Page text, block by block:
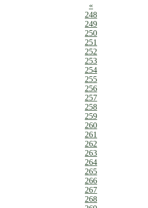
«
248
249
250
251
252
253
254
255
256
257
258
259
260
261
262
263
264
265
266
267
268